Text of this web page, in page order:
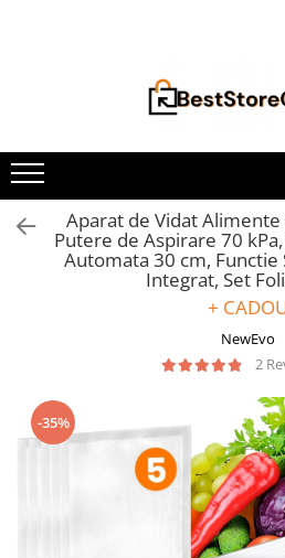
Accesorii aparate climatizare
Accesorii console gaming
Accesorii si Piese Aspiratoare
Aspiratoare Universale
Dyson
iRobot Roomba
Tefal Rowenta X-Force Flex
Xiaomi Roborock
Aspiratoare
Accesorii auto interioare
Aparat de Vidat
Putere de Aspirare 70
Automata 30 cm, Functie
Integrat, Set
+
NewEvo
2
-35%